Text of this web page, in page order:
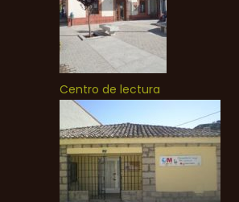
Centro de lectura